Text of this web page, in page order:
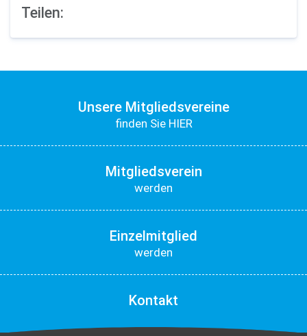
Teilen:
Unsere Mitgliedsvereine
finden Sie HIER
Mitgliedsverein
werden
Einzelmitglied
werden
Kontakt